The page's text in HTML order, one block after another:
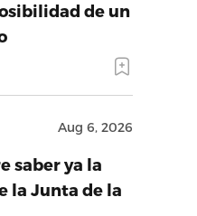
de un
Aug 6, 2026
saber ya la
la Junta de la